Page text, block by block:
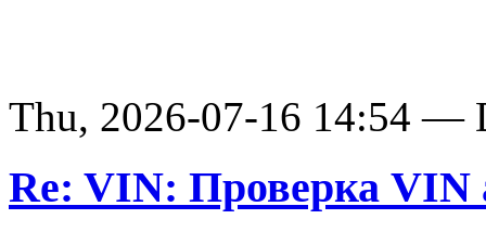
Thu, 2026-07-16 14:54 —
Re: VIN: Проверка VIN